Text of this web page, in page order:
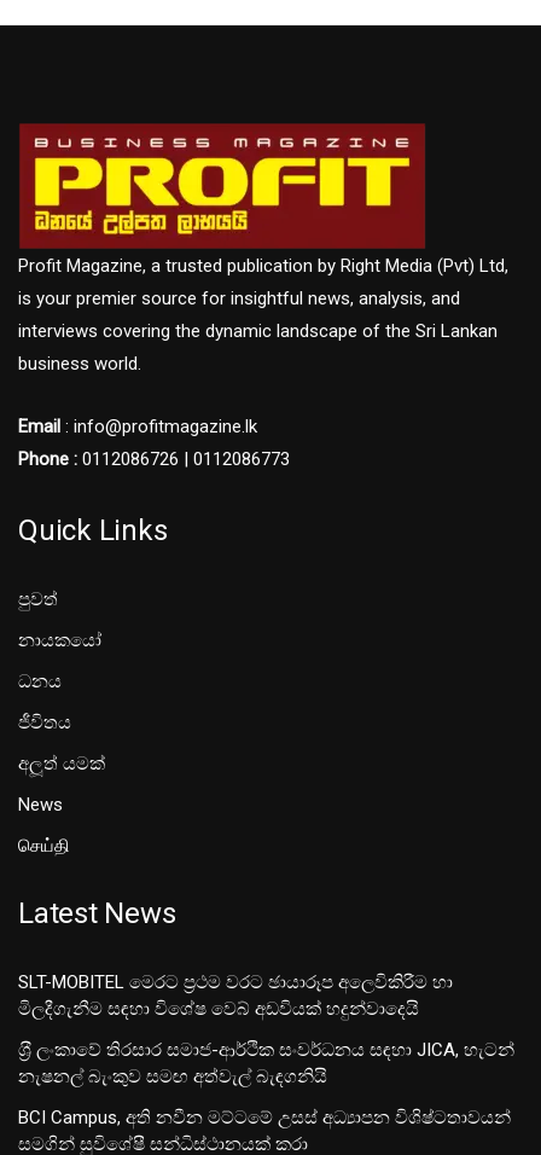
Profit Magazine, a trusted publication by Right Media (Pvt) Ltd,
is your premier source for insightful news, analysis, and
interviews covering the dynamic landscape of the Sri Lankan
business world.
Email : info@profitmagazine.lk
Phone : 0112086726 | 0112086773
Quick Links
පුවත්
නායකයෝ
ධනය
ජීවිතය
අලූත් යමක්
News
செய்தி
Latest News
SLT-MOBITEL මෙරට ප්‍රථම වරට ඡායාරූප අලෙවිකිරීම හා
මිලදීගැනීම සඳහා විශේෂ වෙබ් අඩවියක් හදුන්වාදෙයි
ශ‍්‍රී ලංකාවේ තිරසාර සමාජ-ආර්ථික සංවර්ධනය සඳහා JICA, හැටන්
නැෂනල් බැංකුව සමඟ අත්වැල් බැඳගනියි
BCI Campus, අති නවීන මට්ටමේ උසස් අධ්‍යාපන විශිෂ්ටතාවයන්
සමගින් සුවිශේෂී සන්ධිස්ථානයක් කරා